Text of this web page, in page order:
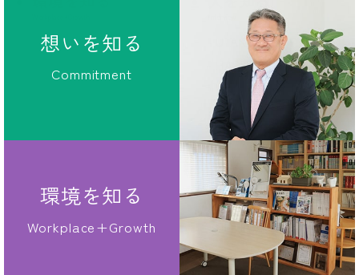
想いを知る
Commitment
環境を知る
Workplace+Growth
UTAKA
HASHIMOTO
KURUMAZUKA
UEHATA
NITTA
SAYUUDA
MAEDA
IMADA
NISHIYAMA